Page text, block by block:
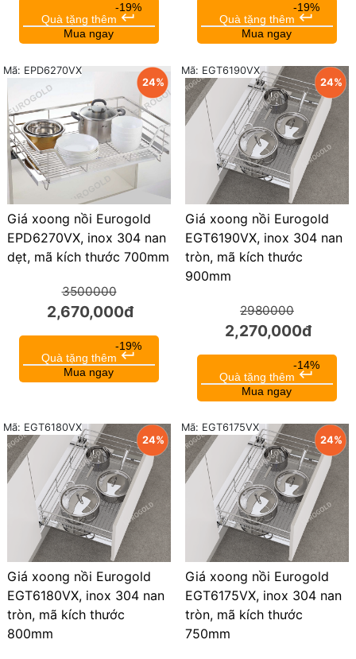
-19%
Quà tặng thêm keyboard_return
Mua ngay
-19%
Quà tặng thêm keyboard_return
Mua ngay
24%
Giá xoong nồi Eurogold
EPD6270VX, inox 304 nan
dẹt, mã kích thước 700mm
Mã: EPD6270VX
3500000
2,670,000đ
-19%
Quà tặng thêm keyboard_return
Mua ngay
24%
Giá xoong nồi Eurogold
EGT6190VX, inox 304 nan
tròn, mã kích thước
900mm
Mã: EGT6190VX
2980000
2,270,000đ
-14%
Quà tặng thêm keyboard_return
Mua ngay
24%
Giá xoong nồi Eurogold
EGT6180VX, inox 304 nan
tròn, mã kích thước
800mm
Mã: EGT6180VX
24%
Giá xoong nồi Eurogold
EGT6175VX, inox 304 nan
tròn, mã kích thước
750mm
Mã: EGT6175VX